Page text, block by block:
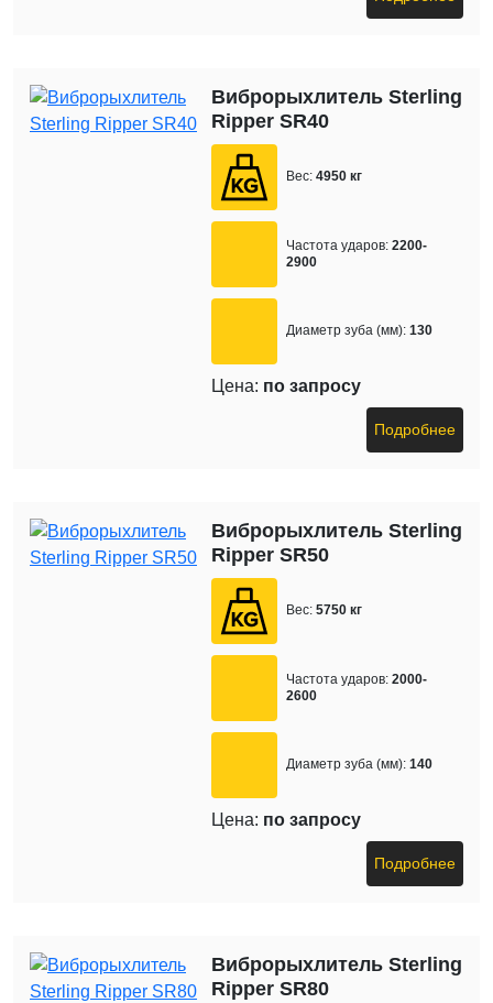
Виброрыхлитель Sterling
Ripper SR40
Вес: 4950 кг
Частота ударов: 2200-
2900
Диаметр зуба (мм): 130
Цена: по запросу
Подробнее
Виброрыхлитель Sterling
Ripper SR50
Вес: 5750 кг
Частота ударов: 2000-
2600
Диаметр зуба (мм): 140
Цена: по запросу
Подробнее
Виброрыхлитель Sterling
Ripper SR80